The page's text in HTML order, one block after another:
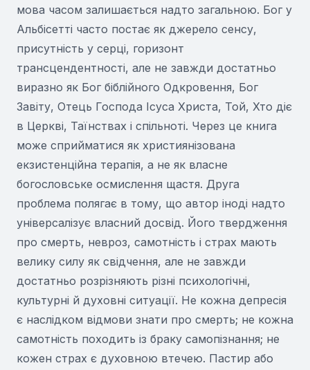
мова часом залишається надто загальною. Бог у
Альбісетті часто постає як джерело сенсу,
присутність у серці, горизонт
трансцендентності, але не завжди достатньо
виразно як Бог біблійного Одкровення, Бог
Завіту, Отець Господа Ісуса Христа, Той, Хто діє
в Церкві, Таїнствах і спільноті. Через це книга
може сприйматися як християнізована
екзистенційна терапія, а не як власне
богословське осмислення щастя. Друга
проблема полягає в тому, що автор іноді надто
універсалізує власний досвід. Його твердження
про смерть, невроз, самотність і страх мають
велику силу як свідчення, але не завжди
достатньо розрізняють різні психологічні,
культурні й духовні ситуації. Не кожна депресія
є наслідком відмови знати про смерть; не кожна
самотність походить із браку самопізнання; не
кожен страх є духовною втечею. Пастир або